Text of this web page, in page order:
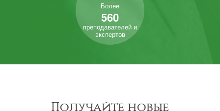
Более
560
преподавателей и
экспертов
Получайте новые